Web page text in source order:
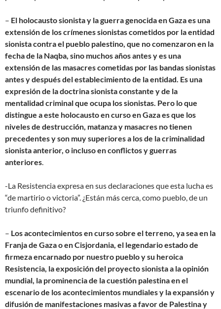
– El holocausto sionista y la guerra genocida en Gaza es una
extensión de los crímenes sionistas cometidos por la entidad
sionista contra el pueblo palestino, que no comenzaron en la
fecha de la Naqba, sino muchos años antes y es una
extensión de las masacres cometidas por las bandas sionistas
antes y después del establecimiento de la entidad. Es una
expresión de la doctrina sionista constante y de la
mentalidad criminal que ocupa los sionistas. Pero lo que
distingue a este holocausto en curso en Gaza es que los
niveles de destrucción, matanza y masacres no tienen
precedentes y son muy superiores a los de la criminalidad
sionista anterior, o incluso en conflictos y guerras
anteriores
-La Resistencia expresa en sus declaraciones que esta lucha es
“de martirio o victoria”. ¿Están más cerca, como pueblo, de un
triunfo definitivo?
– Los acontecimientos en curso sobre el terreno, ya sea en la
Franja de Gaza o en Cisjordania, el legendario estado de
firmeza encarnado por nuestro pueblo y su heroica
Resistencia, la exposición del proyecto sionista a la opinión
mundial, la prominencia de la cuestión palestina en el
escenario de los acontecimientos mundiales y la expansión y
difusión de manifestaciones masivas a favor de Palestina y